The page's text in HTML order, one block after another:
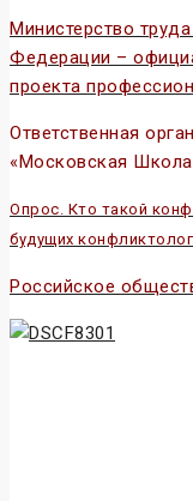
Министерство
Федерации –
проекта
Ответственная
«Московская
Опрос. Кто такой
будущих
Российское